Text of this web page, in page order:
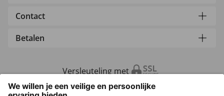
Contact
Betalen
Versleuteling met